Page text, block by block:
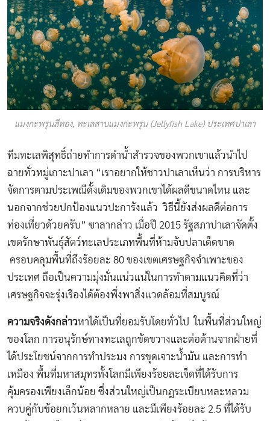
แมงกะพรุนสีทอง, ทะเลสาบแมงกะพรุน (Jellyfish Lake) ประเทศปาเลา
ทีมทะเลพิสุทธิ์ถ่ายทำการดำน้ำสำรวจของพวกเขาแล้วนำไป
ฉายทั่วหมู่เกาะปาเลา “เราอยากให้ชาวปาเลาเห็นว่า การบริหาร
จัดการตามประเพณีดั้งเดิมของพวกเขาได้ผลดีขนาดไหน และ
นอกจากช่วยปกป้องแนวปะการังแล้ว วิธีนี้ยังส่งผลดีต่อการ
ท่องเที่ยวด้วยครับ” ซาลากล่าว เมื่อปี 2015 รัฐสภาปาเลาจัดตั้ง
เขตรักษาพันธุ์สัตว์ทะเลประเภทพื้นที่ห้ามจับปลาเด็ดขาด
ครอบคลุมพื้นที่ถึงร้อยละ 80 ของเขตเศรษฐกิจจำเพาะของ
ประเทศ ถือเป็นความมุ่งมั่นแน่วแน่ในการทำตามแนวคิดที่ว่า
เศรษฐกิจจะรุ่งเรืองได้ต้องพึ่งพาสิ่งแวดล้อมที่สมบูรณ์
ความจริงดังกล่าวหาได้เป็นที่ยอมรับโดยทั่วไป
ในพื้นที่ส่วนใหญ่
ของโลก การอนุรักษ์ทางทะเลถูกขัดขวางและต่อต้านจากฝ่ายที่
ได้ประโยชน์จากการทำประมง การขุดเจาะน้ำมัน และการทำ
เหมือง พื้นที่มหาสมุทรทั้งโลกมีเพียงร้อยละเจ็ดที่ได้รับการ
คุ้มครองเพียงเล็กน้อย ซึ่งส่วนใหญ่เป็นกฎระเบียบหละหลวม
ควบคู่กับข้อยกเว้นหลากหลาย และมีเพียงร้อยละ 2.5 ที่ได้รับ